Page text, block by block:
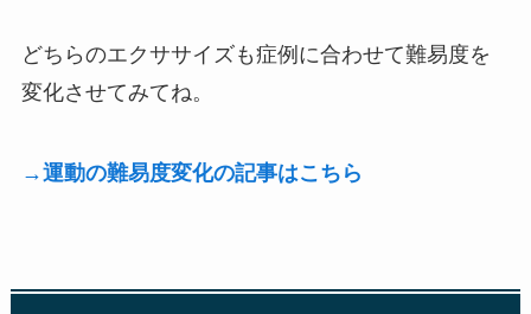
どちらのエクササイズも症例に合わせて難易度を
変化させてみてね。
→運動の難易度変化の記事はこちら